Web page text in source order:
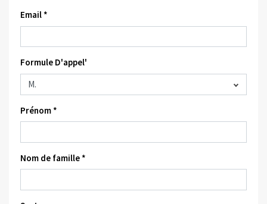
Email *
Formule D'appel'
Prénom *
Nom de famille *